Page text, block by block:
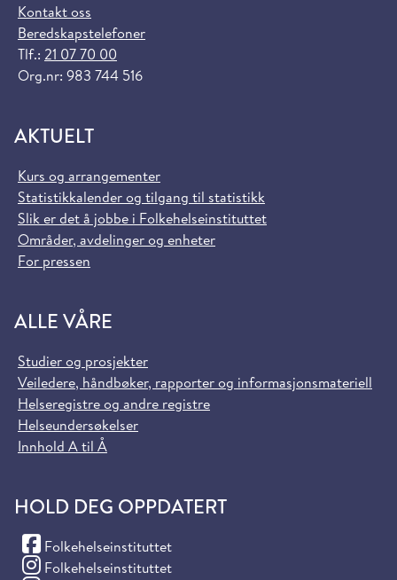
Kontakt oss
Beredskapstelefoner
Tlf.: 21 07 70 00
Org.nr: 983 744 516
AKTUELT
Kurs og arrangementer
Statistikkalender og tilgang til statistikk
Slik er det å jobbe i Folkehelseinstituttet
Områder, avdelinger og enheter
For pressen
ALLE VÅRE
Studier og prosjekter
Veiledere, håndbøker, rapporter og informasjonsmateriell
Helseregistre og andre registre
Helseundersøkelser
Innhold A til Å
HOLD DEG OPPDATERT
Folkehelseinstituttet
(Facebook)
Folkehelseinstituttet
(Instagram)